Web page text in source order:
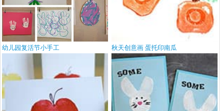
幼儿园复活节小手工 秋天创意画 蛋托印南瓜